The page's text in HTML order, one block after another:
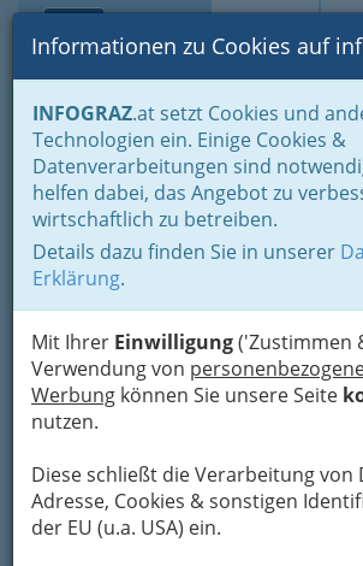
Suche
Informationen zu Cookies auf
INFOGRAZ.at setzt Cookies und
Technologien ein. Einige Cookies &
Datenverarbeitungen sind
helfen dabei, das Angebot zu
wirtschaftlich zu betreiben.
Details dazu finden Sie in unserer
Erklärung.
Mit Ihrer Einwilligung('Zustimmen
Verwendung von
Werbung können Sie unsere Seite
nutzen.
Diese schließt die Verarbeitung von
Adresse, Cookies & sonstigen
der EU (u.a. USA) ein.
Home Lifestyle
Feste feiern
Der schönste Tag im Leben für viele
Für
Wichtiges für die
Wenn „sie“ sich traut...
Sich am schönsten Tag wie eine
hier einmal ordentlich
gekleckert werden. Am wichtigsten
ist selbstverständlich das
Romantisch mit Tüll, Taft und
gesetzt. Der edle Stoff ist bereits
Für einen glanzvollen Auftritt gilt
Schmuck, Schmuck und